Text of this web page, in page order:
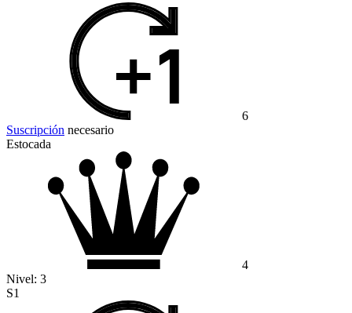
6
Suscripción necesario
Estocada
4
Nivel: 3
S1